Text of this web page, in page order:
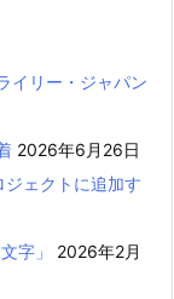
イリー・ジャパン
2026年6月26日
ェクトに追加す
字」
2026年2月